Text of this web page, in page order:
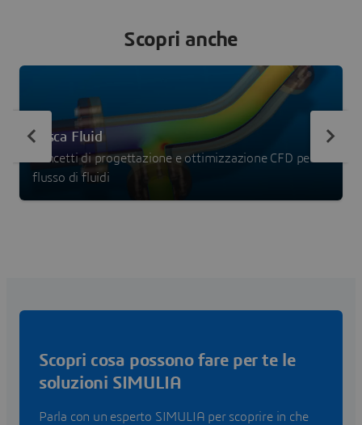
Scopri anche
Tosca Fluid
Concetti di progettazione e ottimizzazione CFD per il
flusso di fluidi
Scopri cosa possono fare per te le
soluzioni SIMULIA
Parla con un esperto SIMULIA per scoprire in che